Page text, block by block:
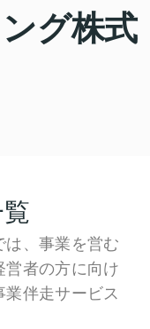
グ株式
、事業を営む
者の方に向け
伴走サービス